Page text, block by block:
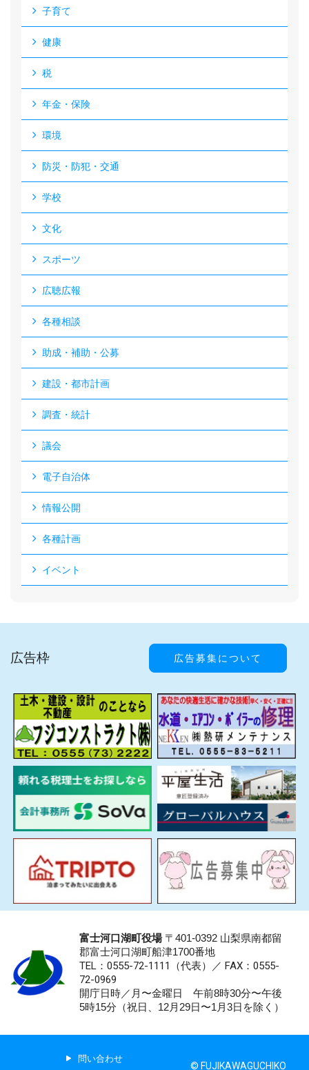
子育て
健康
税
年金・保険
環境
防災・防犯・交通
学校
文化
スポーツ
広聴広報
各種相談
助成・補助・公募
建設・都市計画
調査・統計
議会
電子自治体
情報公開
各種計画
イベント
広告枠 広告募集について
富士河口湖町役場〒401-0392 山梨県南都留
郡富士河口湖町船津1700番地
TEL：0555-72-1111 （代表）／ FAX：0555-
72-0969
開庁日時／月〜金曜日 午前8時30分〜午後
5時15分（祝日、12月29日〜1月3日を除く）
問い合わせ
© FUJIKAWAGUCHIKO